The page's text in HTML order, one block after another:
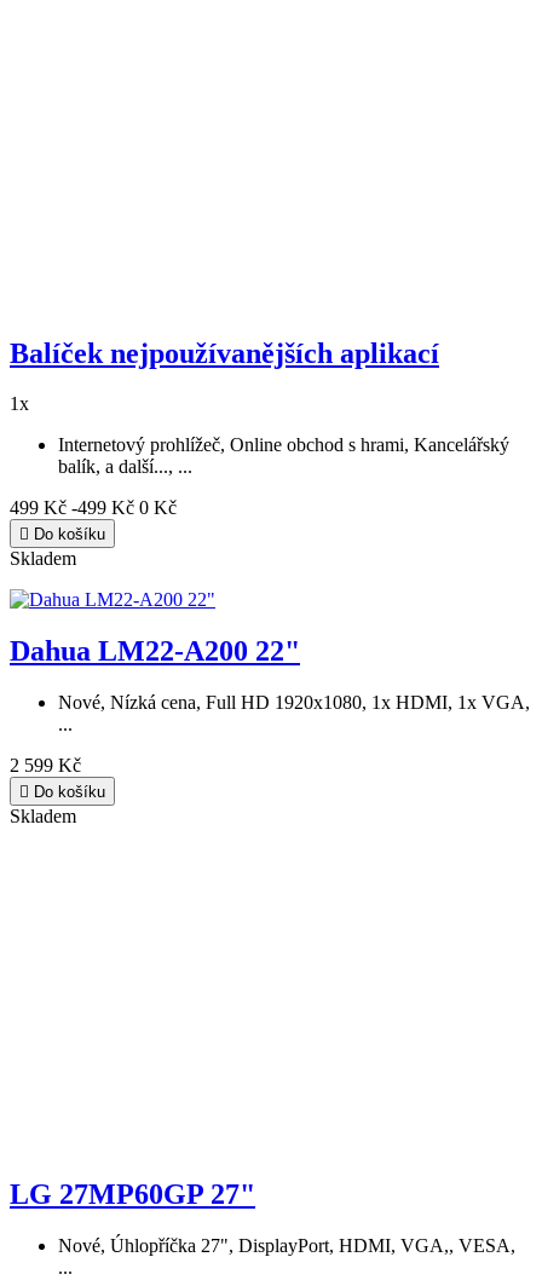
Balíček nejpoužívanějších aplikací
1x
Internetový prohlížeč, Online obchod s hrami, Kancelářský
balík, a další..., ...
499 Kč -499 Kč 0 Kč
 Do košíku
Skladem
Dahua LM22-A200 22"
Nové, Nízká cena, Full HD 1920x1080, 1x HDMI, 1x VGA,
...
2 599 Kč
 Do košíku
Skladem
LG 27MP60GP 27"
Nové, Úhlopříčka 27", DisplayPort, HDMI, VGA,, VESA,
...